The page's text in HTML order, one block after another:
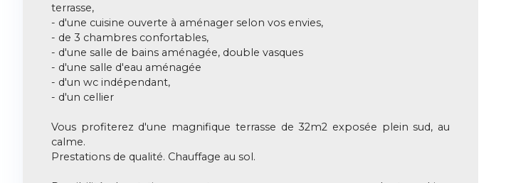
terrasse,
- d'une cuisine ouverte à aménager selon vos envies,
- de 3 chambres confortables,
- d'une salle de bains aménagée, double vasques
- d'une salle d'eau aménagée
- d'un wc indépendant,
- d'un cellier
Vous profiterez d'une magnifique terrasse de 32m2 exposée plein sud, au
calme.
Prestations de qualité. Chauffage au sol.